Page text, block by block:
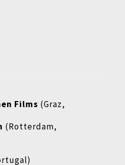
Films (Graz,
(Rotterdam,